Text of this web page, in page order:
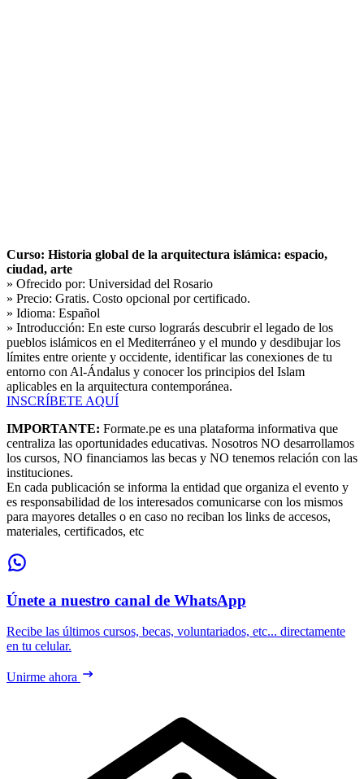
Curso: Historia global de la arquitectura islámica: espacio,
ciudad, arte
» Ofrecido por: Universidad del Rosario
» Precio: Gratis. Costo opcional por certificado.
» Idioma: Español
» Introducción: En este curso lograrás descubrir el legado de los
pueblos islámicos en el Mediterráneo y el mundo y desdibujar los
límites entre oriente y occidente, identificar las conexiones de tu
entorno con Al-Ándalus y conocer los principios del Islam
aplicables en la arquitectura contemporánea.
INSCRÍBETE AQUÍ
IMPORTANTE: Formate.pe es una plataforma informativa que
centraliza las oportunidades educativas. Nosotros NO desarrollamos
los cursos, NO financiamos las becas y NO tenemos relación con las
instituciones.
En cada publicación se informa la entidad que organiza el evento y
es responsabilidad de los interesados comunicarse con los mismos
para mayores detalles o en caso no reciban los links de accesos,
materiales, certificados, etc
Únete a nuestro canal de WhatsApp
Recibe las últimos cursos, becas, voluntariados, etc... directamente
en tu celular.
Unirme ahora